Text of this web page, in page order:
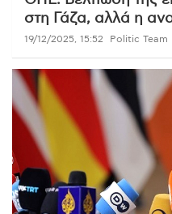
στη Γάζα, αλλά η
19/12/2025, 15:52 Politic Team